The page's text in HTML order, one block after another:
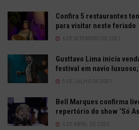
Confira 5 restaurantes
para visitar neste feriado
6 DE SETEMBRO DE 2021
Gusttavo Lima inicia
festival em navio
9 DE JULHO DE 2021
Bell Marques confirma
repertório do show ‘Só
6 DE ABRIL DE 2020